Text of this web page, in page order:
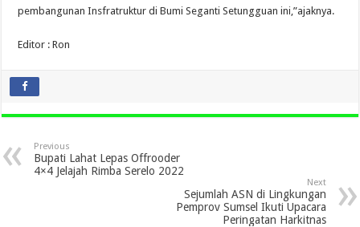
pembangunan Insfratruktur di Bumi Seganti Setungguan ini,”ajaknya.
Editor : Ron
Previous
Bupati Lahat Lepas Offrooder
4×4 Jelajah Rimba Serelo 2022
Next
Sejumlah ASN di Lingkungan
Pemprov Sumsel Ikuti Upacara
Peringatan Harkitnas